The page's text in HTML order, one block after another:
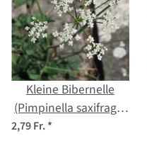
Kleine Bibernelle
(Pimpinella saxifraga)
Bio Saatgut
2,79 Fr.*